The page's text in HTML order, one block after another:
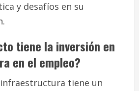
y desafíos en su
tiene la inversión en
en el empleo?
tiene un